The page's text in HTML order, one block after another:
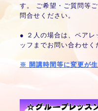
す。 ご希望・ご質問等
問合せください。
● ２人の場合は、ペアレ
ッフまでお問い合わせく
※ 開講時間等に変更が生